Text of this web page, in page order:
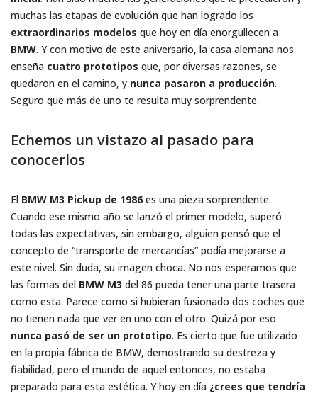
muchas las etapas de evolución que han logrado los
extraordinarios modelos que hoy en día enorgullecen a
BMW. Y con motivo de este aniversario, la casa alemana nos
enseña cuatro prototipos que, por diversas razones, se
quedaron en el camino, y nunca pasaron a producción.
Seguro que más de uno te resulta muy sorprendente.
Echemos un vistazo al pasado para
conocerlos
El BMW M3 Pickup de 1986 es una pieza sorprendente.
Cuando ese mismo año se lanzó el primer modelo, superó
todas las expectativas, sin embargo, alguien pensó que el
concepto de “transporte de mercancías” podía mejorarse a
este nivel. Sin duda, su imagen choca. No nos esperamos que
las formas del BMW M3 del 86 pueda tener una parte trasera
como esta. Parece como si hubieran fusionado dos coches que
no tienen nada que ver en uno con el otro. Quizá por eso
nunca pasó de ser un prototipo. Es cierto que fue utilizado
en la propia fábrica de BMW, demostrando su destreza y
fiabilidad, pero el mundo de aquel entonces, no estaba
preparado para esta estética. Y hoy en día ¿crees que tendría